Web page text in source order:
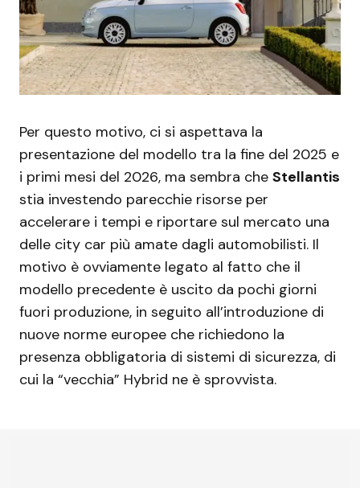
Per questo motivo, ci si aspettava la
presentazione del modello tra la fine del 2025 e
i primi mesi del 2026, ma sembra che Stellantis
stia investendo parecchie risorse per
accelerare i tempi e riportare sul mercato una
delle city car più amate dagli automobilisti. Il
motivo è ovviamente legato al fatto che il
modello precedente è uscito da pochi giorni
fuori produzione, in seguito all’introduzione di
nuove norme europee che richiedono la
presenza obbligatoria di sistemi di sicurezza, di
cui la “vecchia” Hybrid ne è sprovvista.